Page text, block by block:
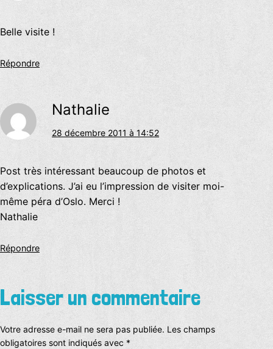
Belle visite !
Répondre
Nathalie
28 décembre 2011 à 14:52
Post très intéressant beaucoup de photos et
d’explications. J’ai eu l’impression de visiter moi-
même péra d’Oslo. Merci !
Nathalie
Répondre
Laisser un commentaire
Votre adresse e-mail ne sera pas publiée. Les champs
obligatoires sont indiqués avec *